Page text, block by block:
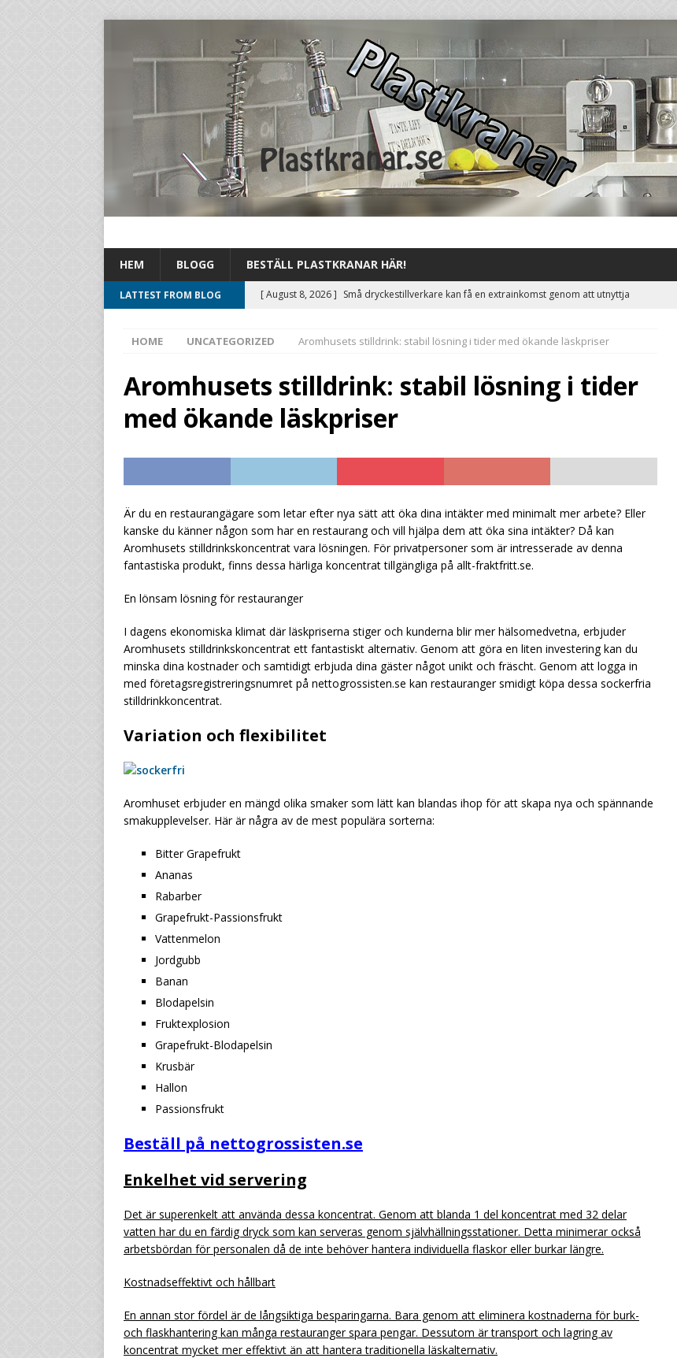
HEM BLOGG BESTÄLL PLASTKRANAR HÄR!
LATTEST FROM BLOG [ August 8, 2026 ] Små dryckestillverkare kan få en extrainkomst genom att utnyttja
[ August 3, 2026 ] Byt till Aromhusets stilldrink och minska antalet tomemballage
UNCATEGORIZED
Byt från hel pall läsk till några få kartonger Aromhusets koncentrat
UNCATEGORIZED
[ July 29, 2026 ] Från läskburk till Aromhuset-stilldrink – ett enkelt sätt att öka
[ July 29, 2026 ] Gör dryckeserien unik med Aromhusets stilldrink istället för
standardläsk UNCATEGORIZED
HOME UNCATEGORIZED Aromhusets stilldrink: stabil lösning i tider med ökande läskpriser
Aromhusets stilldrink: stabil lösning i tider
med ökande läskpriser
Är du en restaurangägare som letar efter nya sätt att öka dina intäkter med minimalt mer arbete? Eller
kanske du känner någon som har en restaurang och vill hjälpa dem att öka sina intäkter? Då kan
Aromhusets stilldrinkskoncentrat vara lösningen. För privatpersoner som är intresserade av denna
fantastiska produkt, finns dessa härliga koncentrat tillgängliga på allt-fraktfritt.se.
En lönsam lösning för restauranger
I dagens ekonomiska klimat där läskpriserna stiger och kunderna blir mer hälsomedvetna, erbjuder
Aromhusets stilldrinkskoncentrat ett fantastiskt alternativ. Genom att göra en liten investering kan du
minska dina kostnader och samtidigt erbjuda dina gäster något unikt och fräscht. Genom att logga in
med företagsregistreringsnumret på nettogrossisten.se kan restauranger smidigt köpa dessa sockerfria
stilldrinkkoncentrat.
Variation och flexibilitet
Aromhuset erbjuder en mängd olika smaker som lätt kan blandas ihop för att skapa nya och spännande
smakupplevelser. Här är några av de mest populära sorterna:
Bitter Grapefrukt
Ananas
Rabarber
Grapefrukt-Passionsfrukt
Vattenmelon
Jordgubb
Banan
Blodapelsin
Fruktexplosion
Grapefrukt-Blodapelsin
Krusbär
Hallon
Passionsfrukt
Beställ på nettogrossisten.se
Enkelhet vid servering
Det är superenkelt att använda dessa koncentrat. Genom att blanda 1 del koncentrat med 32 delar
vatten har du en färdig dryck som kan serveras genom självhällningsstationer. Detta minimerar också
arbetsbördan för personalen då de inte behöver hantera individuella flaskor eller burkar längre.
Kostnadseffektivt och hållbart
En annan stor fördel är de långsiktiga besparingarna. Bara genom att eliminera kostnaderna för burk-
och flaskhantering kan många restauranger spara pengar. Dessutom är transport och lagring av
koncentrat mycket mer effektivt än att hantera traditionella läskalternativ.